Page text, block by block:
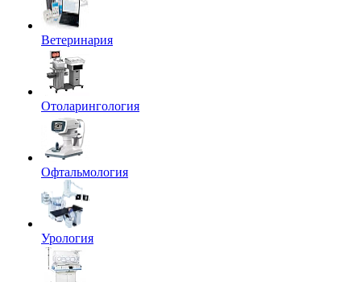
Ветеринария
Отоларингология
Офтальмология
Урология